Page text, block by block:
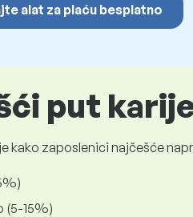
alat za plaću besplatno
put
kako zaposlenici najčešće
(5-15%)